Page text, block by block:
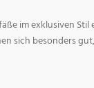
im exklusiven Stil
sich besonders